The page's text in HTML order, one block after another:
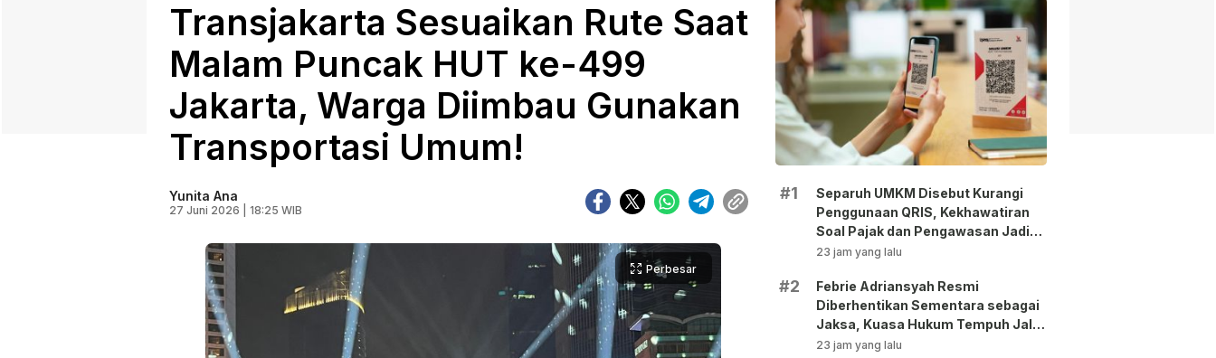
Transjakarta Sesuaikan Rute Saat
Malam Puncak HUT ke-499
Jakarta, Warga Diimbau Gunakan
Transportasi Umum!
Yunita Ana
27 Juni 2026 | 18:25 WIB
Perbesar
#1
Separuh UMKM Disebut Kurangi
Penggunaan QRIS, Kekhawatiran
Soal Pajak dan Pengawasan Jadi
Sorotan!
23 jam yang lalu
#2
Febrie Adriansyah Resmi
Diberhentikan Sementara sebagai
Jaksa, Kuasa Hukum Tempuh Jalur
Praperadilan!
23 jam yang lalu